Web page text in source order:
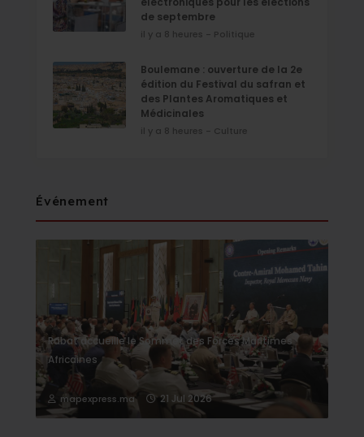
de septembre
il y a 8 heures - Politique
Boulemane : ouverture de la 2e
édition du Festival du safran et
des Plantes Aromatiques et
Médicinales
il y a 8 heures - Culture
Événement
Rabat accueille le Sommet des Forces Maritimes
Africaines
mapexpress.ma 21 Jul 2026